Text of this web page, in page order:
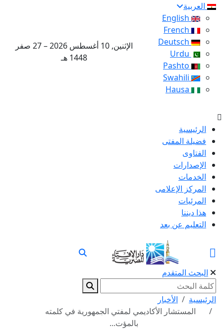
العربية
English
French
Deutsch
Urdu
Pashto
Swahili
Hausa
الإثنين, 10 أغسطس 2026 – 27 صفر
1448 هـ
الرئيسية
فضيلة المفتى
الفتاوى
الإصدارات
الخدمات
المركز الإعلامى
المرئيات
هذا ديننا
التعليم عن بعد
البحث المتقدم
الرئيسية
الأخبار
المستشار الأكاديمي لمفتي الجمهورية في كلمته
بالمؤت...